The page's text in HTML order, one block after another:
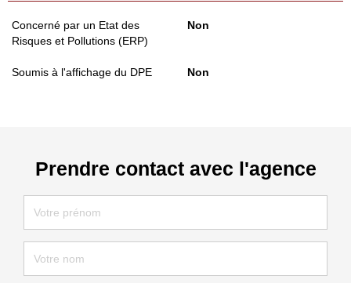
Concerné par un Etat des
Risques et Pollutions (ERP)
Non
Soumis à l'affichage du DPE Non
Prendre contact avec l'agence